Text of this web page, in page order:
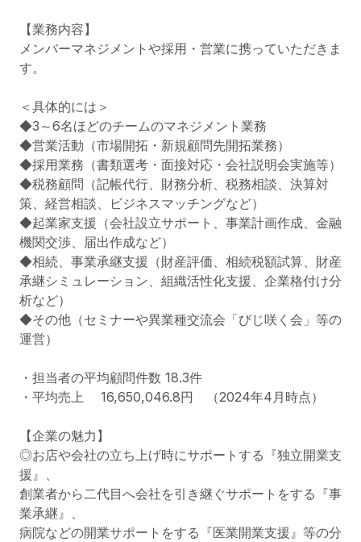
【業務内容】
メンバーマネジメントや採用・営業に携っていただきま
す。
＜具体的には＞
◆3～6名ほどのチームのマネジメント業務
◆営業活動（市場開拓・新規顧問先開拓業務）
◆採用業務（書類選考・面接対応・会社説明会実施等）
◆税務顧問（記帳代行、財務分析、税務相談、決算対
策、経営相談、ビジネスマッチングなど）
◆起業家支援（会社設立サポート、事業計画作成、金融
機関交渉、届出作成など）
◆相続、事業承継支援（財産評価、相続税額試算、財産
承継シミュレーション、組織活性化支援、企業格付け分
析など）
◆その他（セミナーや異業種交流会「びじ咲く会」等の
運営）
・担当者の平均顧問件数 18.3件
・平均売上 　16,650,046.8円　（2024年4月時点）
【企業の魅力】
◎お店や会社の立ち上げ時にサポートする『独立開業支
援』、
創業者から二代目へ会社を引き継ぐサポートをする『事
業承継』、
病院などの開業サポートをする『医業開業支援』等の分